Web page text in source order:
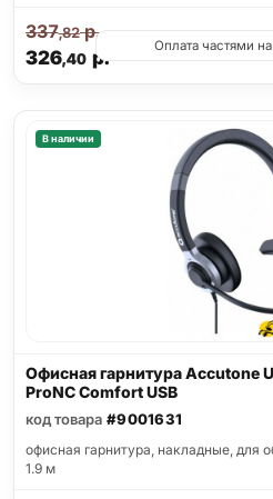
326,40р.
337,82р.
Оплата частями
В наличии
Офисная гарнитура Accutone
ProNC Comfort USB
код товара #9001631
офисная гарнитура, накладные, для
1.9 м